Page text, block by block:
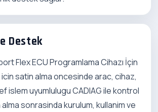
Destek
Flex ECU Programlama Cihazı İçin
satin alma oncesinde arac, cihaz,
islem uyumlulugu CADIAG ile kontrol
sonrasinda kurulum, kullanim ve